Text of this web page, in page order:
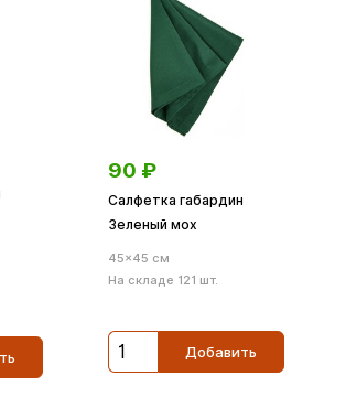
90 ₽
Салфетка габардин
Зеленый мох
45×45 см
На складе 121 шт.
Добавить